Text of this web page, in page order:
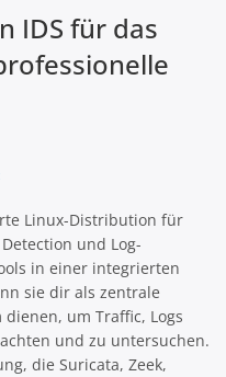
IDS für das
Linux-Distribution für
und Log-
in einer integrierten
sie dir als zentrale
um Traffic, Logs
und zu untersuchen.
die Suricata, Zeek,